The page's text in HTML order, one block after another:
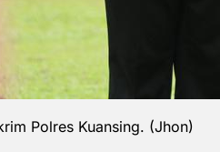
Polres Kuansing. (Jhon)